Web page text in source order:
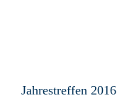
Jahrestreffen 2016